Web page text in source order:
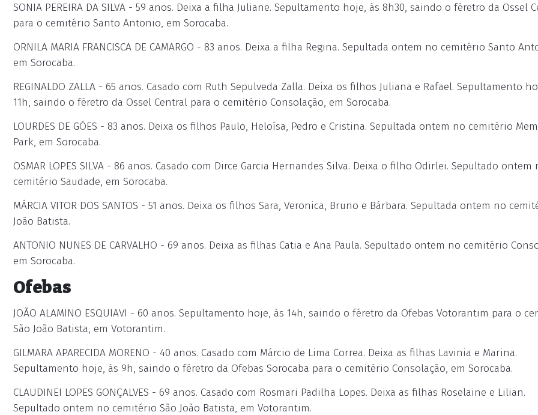
SONIA PEREIRA DA SILVA - 59 anos. Deixa a filha Juliane. Sepultamento hoje, às 8h30, saindo o féretro da Ossel
para o cemitério Santo Antonio, em Sorocaba.
ORNILA MARIA FRANCISCA DE CAMARGO - 83 anos. Deixa a filha Regina. Sepultada ontem no cemitério Santo
em Sorocaba.
REGINALDO ZALLA - 65 anos. Casado com Ruth Sepulveda Zalla. Deixa os filhos Juliana e Rafael. Sepultamento
11h, saindo o féretro da Ossel Central para o cemitério Consolação, em Sorocaba.
LOURDES DE GÓES - 83 anos. Deixa os filhos Paulo, Heloísa, Pedro e Cristina. Sepultada ontem no cemitério
Park, em Sorocaba.
OSMAR LOPES SILVA - 86 anos. Casado com Dirce Garcia Hernandes Silva. Deixa o filho Odirlei. Sepultado ontem
cemitério Saudade, em Sorocaba.
MÁRCIA VITOR DOS SANTOS - 51 anos. Deixa os filhos Sara, Veronica, Bruno e Bárbara. Sepultada ontem no
João Batista.
ANTONIO NUNES DE CARVALHO - 69 anos. Deixa as filhas Catia e Ana Paula. Sepultado ontem no cemitério
em Sorocaba.
Ofebas
JOÃO ALAMINO ESQUIAVI - 60 anos. Sepultamento hoje, às 14h, saindo o féretro da Ofebas Votorantim para o
São João Batista, em Votorantim.
GILMARA APARECIDA MORENO - 40 anos. Casado com Márcio de Lima Correa. Deixa as filhas Lavinia e Marina.
Sepultamento hoje, às 9h, saindo o féretro da Ofebas Sorocaba para o cemitério Consolação, em Sorocaba.
CLAUDINEI LOPES GONÇALVES - 69 anos. Casado com Rosmari Padilha Lopes. Deixa as filhas Roselaine e Lilian.
Sepultado ontem no cemitério São João Batista, em Votorantim.